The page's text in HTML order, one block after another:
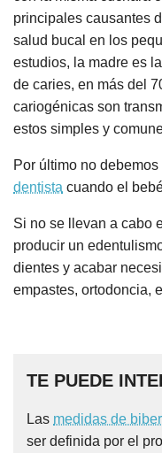
principales causantes
salud bucal en los
estudios, la madre es
de caries, en más del
cariogénicas son
estos simples y
Por último no debemos
dentista cuando el
Si no se llevan a cabo
producir un
dientes y acabar
empastes, ortodoncia,
TE PUEDE
Las medidas de
ser definida por el